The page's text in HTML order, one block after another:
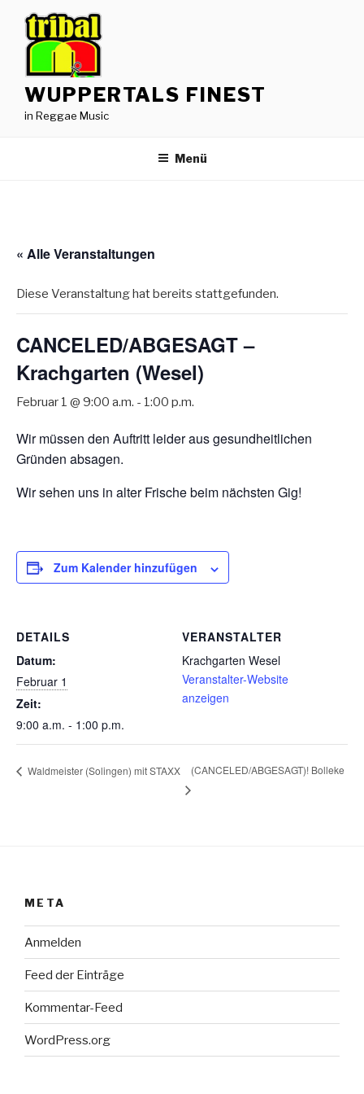
Inhalt
springen
WUPPERTALS FINEST
in Reggae Music
Menü
« Alle Veranstaltungen
Diese Veranstaltung hat bereits stattgefunden.
CANCELED/ABGESAGT –
Krachgarten (Wesel)
Februar 1 @ 9:00 a.m. - 1:00 p.m.
Wir müssen den Auftritt leider aus gesundheitlichen
Gründen absagen.
Wir sehen uns in alter Frische beim nächsten Gig!
Zum Kalender hinzufügen
DETAILS
Datum:
Februar 1
Zeit:
9:00 a.m. - 1:00 p.m.
VERANSTALTER
Krachgarten Wesel
Veranstalter-Website
anzeigen
Waldmeister (Solingen) mit STAXX (CANCELED/ABGESAGT)! Bolleke
META
Anmelden
Feed der Einträge
Kommentar-Feed
WordPress.org